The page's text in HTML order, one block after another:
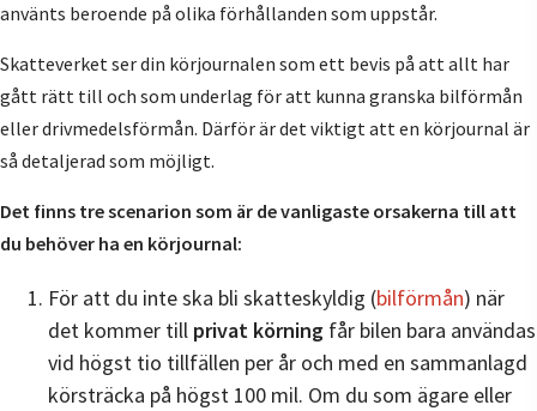
använts beroende på olika förhållanden som uppstår.
Skatteverket ser din körjournalen som ett bevis på att allt har
gått rätt till och som underlag för att kunna granska bilförmån
eller drivmedelsförmån. Därför är det viktigt att en körjournal är
så detaljerad som möjligt.
Det finns tre scenarion som är de vanligaste orsakerna till att
du behöver ha en körjournal:
För att du inte ska bli skatteskyldig (bilförmån) när
det kommer till privat körning får bilen bara användas
vid högst tio tillfällen per år och med en sammanlagd
körsträcka på högst 100 mil. Om du som ägare eller